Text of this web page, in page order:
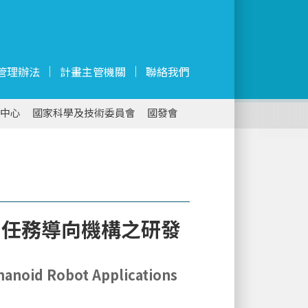
理辦法 計畫主管機關 聯絡我們
心 國家科學及技術委員會 國發會
務導向機構之研發
Robot Applications